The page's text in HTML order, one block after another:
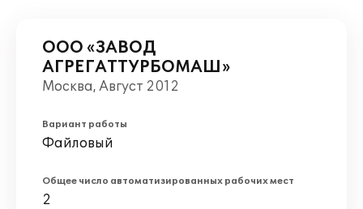
ООО «ЗАВОД
АГРЕГАТТУРБОМАШ»
Москва, Август 2012
Вариант работы
Файловый
Общее число автоматизированных рабочих мест
2